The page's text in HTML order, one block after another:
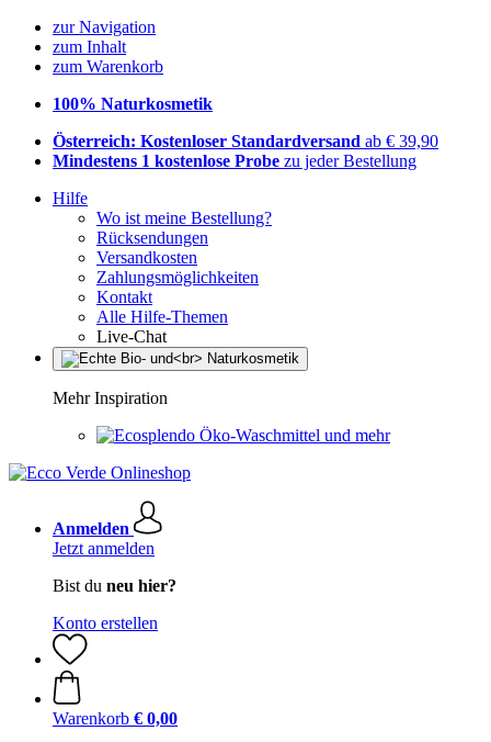
zur Navigation
zum Inhalt
zum Warenkorb
100% Naturkosmetik
Österreich: Kostenloser Standardversand ab € 39,90
Mindestens 1 kostenlose Probe zu jeder Bestellung
Hilfe
Wo ist meine Bestellung?
Rücksendungen
Versandkosten
Zahlungsmöglichkeiten
Kontakt
Alle Hilfe-Themen
Live-Chat
Mehr Inspiration
Öko-Waschmittel und mehr
Anmelden
Jetzt anmelden
Bist du neu hier?
Konto erstellen
Warenkorb € 0,00